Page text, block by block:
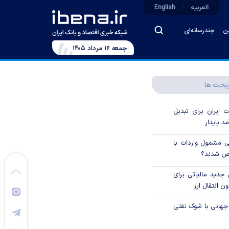
چندرسانه‌ای
العربیه English
جمعه ۱۶ مرداد ۱۴۰۵
ها
برای تبدیل
پایدار
مشمول واردات با
شدند؟
جدید مالیاتی برای
انتقال ارز
جهانی با شوک نفتی